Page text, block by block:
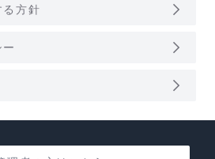
方針 arrow_forward_ios
arrow_forward_ios
arrow_forward_ios